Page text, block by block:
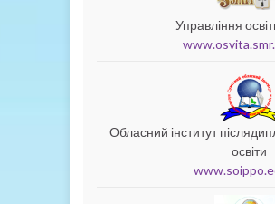
Управління
Обласний інститут
освіти